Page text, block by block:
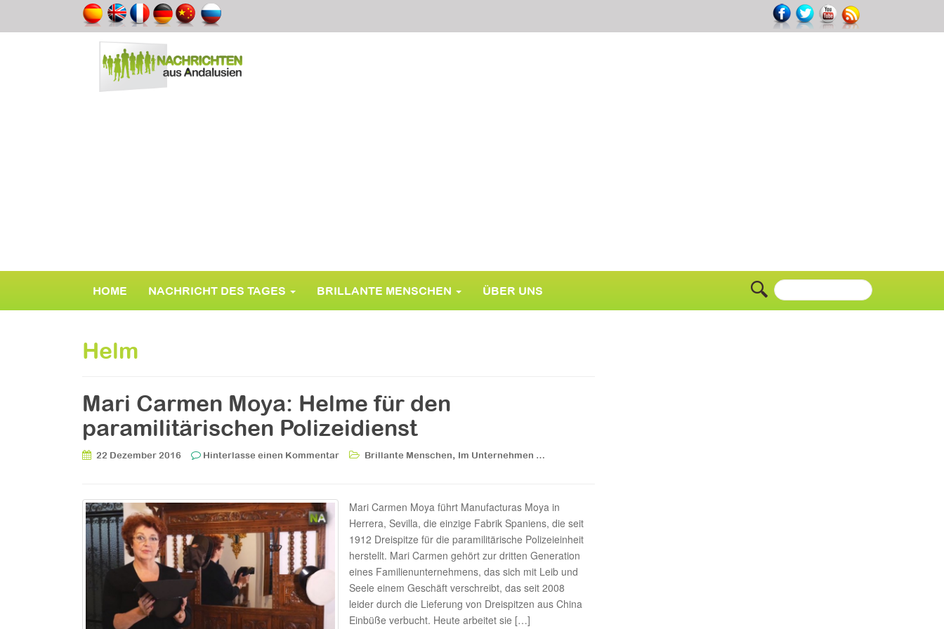
HOME NACHRICHT DES TAGES BRILLANTE MENSCHEN ÜBER UNS
Helm
Mari Carmen Moya: Helme für den
paramilitärischen Polizeidienst
22 Dezember 2016 Hinterlasse einen Kommentar Brillante Menschen, Im Unternehmen …
Mari Carmen Moya führt Manufacturas Moya in
Herrera, Sevilla, die einzige Fabrik Spaniens, die seit
1912 Dreispitze für die paramilitärische Polizeieinheit
herstellt. Mari Carmen gehört zur dritten Generation
eines Familienunternehmens, das sich mit Leib und
Seele einem Geschäft verschreibt, das seit 2008
leider durch die Lieferung von Dreispitzen aus China
Einbüße verbucht. Heute arbeitet sie […]